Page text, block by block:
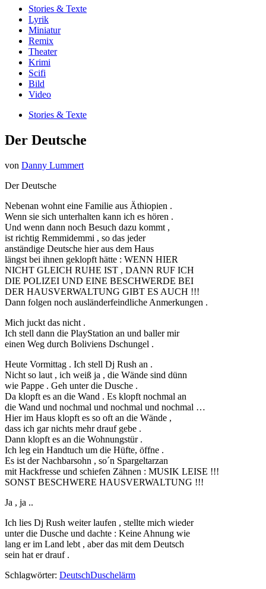
Stories & Texte
Lyrik
Miniatur
Remix
Theater
Krimi
Scifi
Bild
Video
Stories & Texte
Der Deutsche
von Danny Lummert
Der Deutsche
Nebenan wohnt eine Familie aus Äthiopien .
Wenn sie sich unterhalten kann ich es hören .
Und wenn dann noch Besuch dazu kommt ,
ist richtig Remmidemmi , so das jeder
anständige Deutsche hier aus dem Haus
längst bei ihnen geklopft hätte : WENN HIER
NICHT GLEICH RUHE IST , DANN RUF ICH
DIE POLIZEI UND EINE BESCHWERDE BEI
DER HAUSVERWALTUNG GIBT ES AUCH !!!
Dann folgen noch ausländerfeindliche Anmerkungen .
Mich juckt das nicht .
Ich stell dann die PlayStation an und baller mir
einen Weg durch Boliviens Dschungel .
Heute Vormittag . Ich stell Dj Rush an .
Nicht so laut , ich weiß ja , die Wände sind dünn
wie Pappe . Geh unter die Dusche .
Da klopft es an die Wand . Es klopft nochmal an
die Wand und nochmal und nochmal und nochmal …
Hier im Haus klopft es so oft an die Wände ,
dass ich gar nichts mehr drauf gebe .
Dann klopft es an die Wohnungstür .
Ich leg ein Handtuch um die Hüfte, öffne .
Es ist der Nachbarsohn , so´n Spargeltarzan
mit Hackfresse und schiefen Zähnen : MUSIK LEISE !!!
SONST BESCHWERE HAUSVERWALTUNG !!!
Ja , ja ..
Ich lies Dj Rush weiter laufen , stellte mich wieder
unter die Dusche und dachte : Keine Ahnung wie
lang er im Land lebt , aber das mit dem Deutsch
sein hat er drauf .
Schlagwörter: DeutschDuschelärm